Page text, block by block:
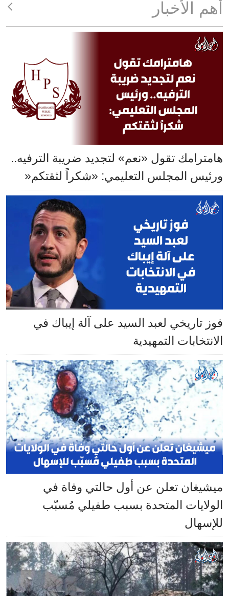
أهم الأخبار
هامترامك تقول «نعم» لتجديد ضريبة الترفيه..
ورئيس المجلس التعليمي: «شكراً لثقتكم«
فوز تاريخي لعبد السيد على آلة إيباك في
الانتخابات التمهيدية
ميشيغان تعلن عن أول حالتي وفاة في
الولايات المتحدة بسبب طفيلي مُسبّب
للإسهال